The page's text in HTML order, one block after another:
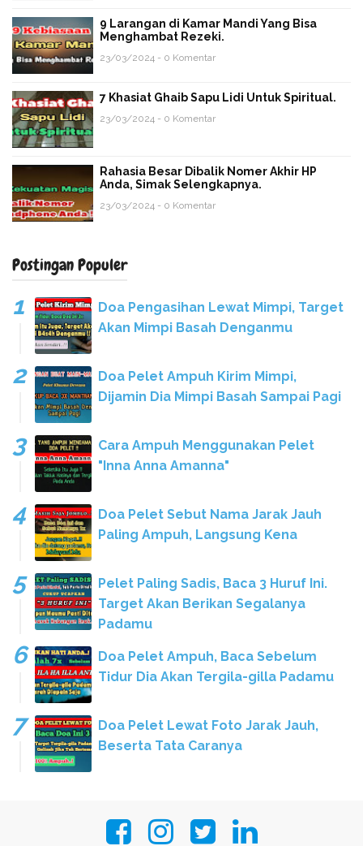
9 Larangan di Kamar Mandi Yang Bisa
Menghambat Rezeki.
23/03/2024 - 0 Komentar
7 Khasiat Ghaib Sapu Lidi Untuk Spiritual.
23/03/2024 - 0 Komentar
Rahasia Besar Dibalik Nomer Akhir HP
Anda, Simak Selengkapnya.
23/03/2024 - 0 Komentar
Postingan Populer
Doa Pengasihan Lewat Mimpi, Target
Akan Mimpi Basah Denganmu
Doa Pelet Ampuh Kirim Mimpi,
Dijamin Dia Mimpi Basah Sampai Pagi
Cara Ampuh Menggunakan Pelet
"Inna Anna Amanna"
Doa Pelet Sebut Nama Jarak Jauh
Paling Ampuh, Langsung Kena
Pelet Paling Sadis, Baca 3 Huruf Ini.
Target Akan Berikan Segalanya
Padamu
Doa Pelet Ampuh, Baca Sebelum
Tidur Dia Akan Tergila-gilla Padamu
Doa Pelet Lewat Foto Jarak Jauh,
Beserta Tata Caranya